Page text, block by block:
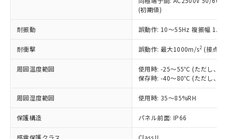
(初期値)
耐振動 誤動作: 10～55Hz 複振幅
耐衝撃 誤動作: 最大1000m/s2 (接点
周囲温度範囲
使用時: -25～55℃ (ただし、氷
保存時: -40～80℃ (ただし、氷
周囲湿度範囲 使用時: 35～85%RH
保護構造 パネル前面: IP66
感電保護クラス Class II
在庫状況および標準価格照会結果は、
記載している更新日時点での社内デー
タに基づき作成されるものであり、閲
覧された時点での実際の在庫および標
準価格とは異なる場合があることをご
正式な納期状況および標準価格はお客
様のお取引先、またはお客様担当のオ
ムロン制御機器販売店・当社販売員に
オムロン制御機器販売店や当社販売拠
販売ネットワーク
」をご確認
鉛(Pb) 1000ppm以下、 水銀(Hg) 1000ppm以下、 カド
類(PBB) 1000ppm以下、ポリ臭化ジフェニルエーテル類
(PBDE) 1000ppm以下、フタル酸ビス(2-エチルヘキシ
ル) (DEHP)(別名：DOP) 1000ppm以下、フタル酸ブチ
ルベンジル（BBP） 1000ppm以下、フタル酸ジブチル
（DBP） 1000ppm以下、フタル酸ジイソブチル
但し、RoHS指令で産業用監視および制御機器に対する
図的な使用がないことを確認しています。
*中国RoHS10物質の基準値 (GB/T26572)：
Pb(鉛) :1000ppm、 Hg(水銀) : 1000ppm、 Cd(カドミウ
Cr(Ⅵ)(六価クロム) : 1000ppm、 PBBs(ポリ臭化ビフェ
ニル類) : 1000ppm、 PBDEs(ポリ臭化ジフェニルエーテ
ル類) : 1000ppm、
DBP(フタル酸ジブチル) : 1000ppm、 DIBP(フタル酸ジ
イソブチル) : 1000ppm、 BBP(フタル酸ブチルベンジ
DEHP(フタル酸ビス(2-エチルヘキシル)) : 1000ppm
（以下｢規制貨物等」という）を輸出
または国外への提供する場合は、日本
国政府の輸出許可(または役務取引許
可)を取得するなどの必要な手続きを
当社は規制貨物を破棄する場合は、完
全に破砕するなど、違法に輸出されな
いよう必要な手段を講じます。
当社は貴社製品を、核兵器、ミサイ
ル、化学兵器、生物兵器またはその他
武器並びにこれらの製造装置等に一切
一定数以上の在庫あり
一定数には満たないが在庫あり
在庫なし(最新の在庫状況につ
いては、お客様のお取引先、ま
たはお客様担当のオムロン制御